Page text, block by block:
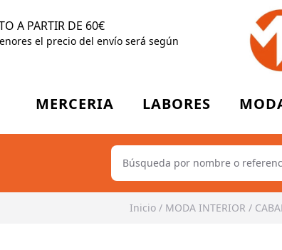
A PARTIR DE 60€
el precio del envío será según
MERCERIA LABORES
Inicio / MODA INTERIOR /